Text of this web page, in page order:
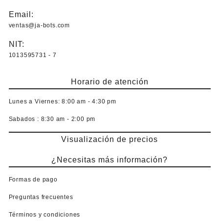
Email:
ventas@ja-bots.com
NIT:
1013595731 - 7
Horario de atención
Lunes a Viernes: 8:00 am - 4:30 pm
Sabados : 8:30 am - 2:00 pm
Visualización de precios
¿Necesitas más información?
Formas de pago
Preguntas frecuentes
Términos y condiciones